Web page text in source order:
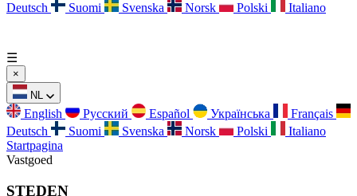
Deutsch
Suomi Svenska Norsk Polski Italiano
☰
×
NL
English Русский Español Українська
Français
Deutsch
Suomi Svenska Norsk Polski
Italiano
Startpagina
Vastgoed
STEDEN